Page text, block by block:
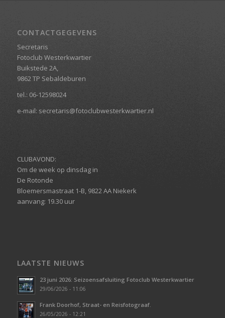
CONTACTGEGEVENS
Secretaris
Fotoclub Westerkwartier
Buikstede 2A,
9862 TP Sebaldeburen
tel.: 06-12598024
e-mail: secretaris@fotoclubwesterkwartier.nl
CLUBAVOND:
Om de week op dinsdag in
De Rotonde
Bloemersmastraat 1-B, 9822 AANiekerk
aanvang: 19.30 uur
LAATSTE NIEUWS
23 juni 2026: Seizoensafsluiting Fotoclub Westerkwartier
29/06/2026 - 11:06
Frank Doorhof, Straat- en Reisfotograaf.
26/05/2026 - 12:21